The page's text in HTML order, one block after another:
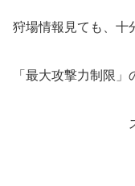
狩場情報見ても、十
「最大攻撃力制限」